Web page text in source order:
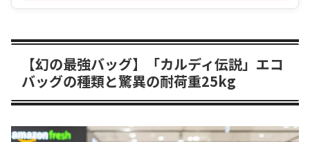
【幻の最強バッグ】「カルディ伝説」エコ
バッグの種類と驚異の耐荷重25kg